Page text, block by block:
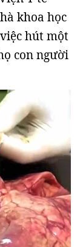
khoa học
hút một
con người